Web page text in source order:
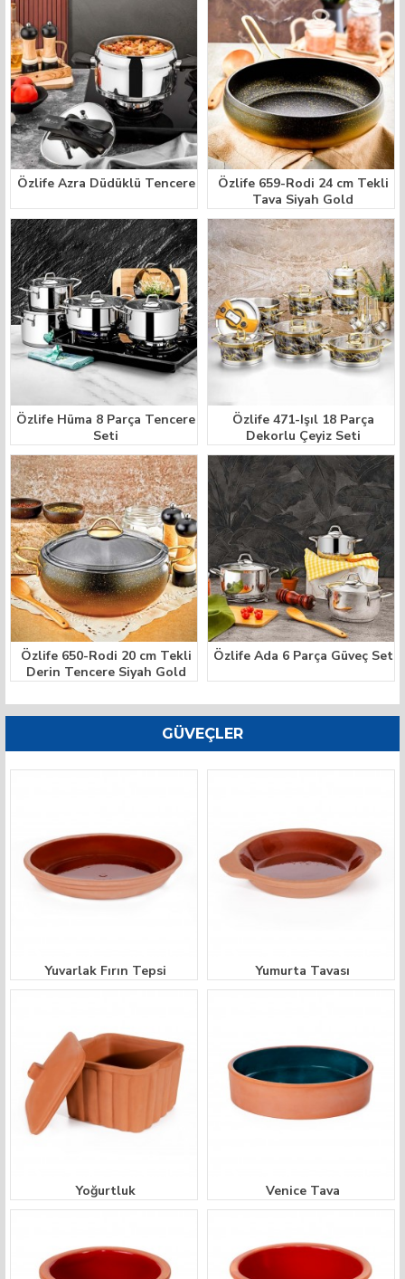
Özlife Azra Düdüklü Tencere
Özlife 659-Rodi 24 cm Tekli
Tava Siyah Gold
Özlife Hüma 8 Parça Tencere
Seti
Özlife 471-Işıl 18 Parça
Dekorlu Çeyiz Seti
Özlife 650-Rodi 20 cm Tekli
Derin Tencere Siyah Gold
Özlife Ada 6 Parça Güveç Set
GÜVEÇLER
Yuvarlak Fırın Tepsi Yumurta Tavası
Yoğurtluk Venice Tava